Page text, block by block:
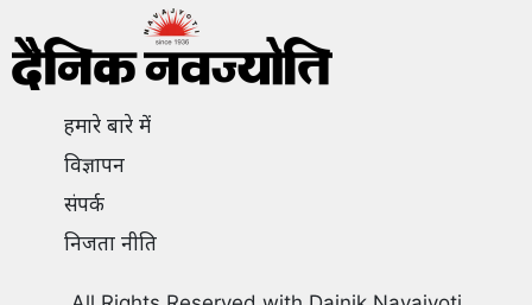
हमारे बारे में
विज्ञापन
संपर्क
निजता नीति